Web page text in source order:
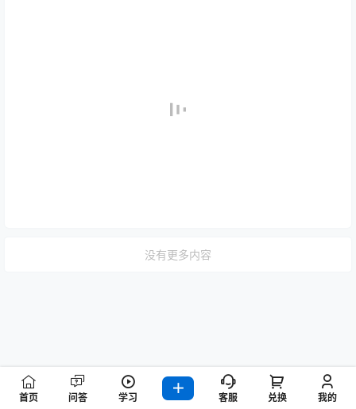
没有更多内容
首页 问答 学习 客服 兑换 我的